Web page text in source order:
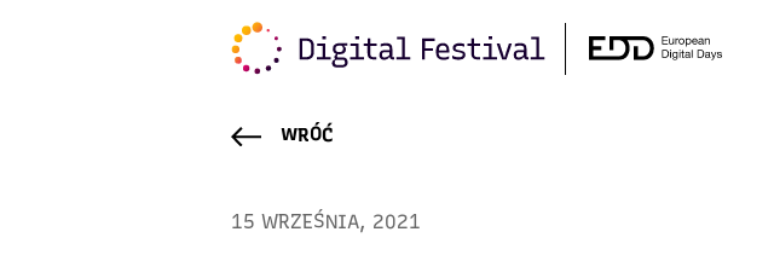
WRÓĆ
15 WRZEŚNIA, 2021